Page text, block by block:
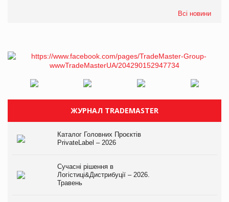
Всі новини
ЖУРНАЛ TRADEMASTER
Каталог Головних Проєктів
PrivateLabel – 2026
Сучасні рішення в
Логістиці&Дистрибуції – 2026.
Травень